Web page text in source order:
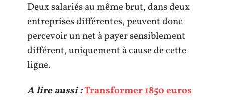
Deux salariés au même brut, dans deux
entreprises différentes, peuvent donc
percevoir un net à payer sensiblement
différent, uniquement à cause de cette
ligne.
A lire aussi :Transformer 1850 euros